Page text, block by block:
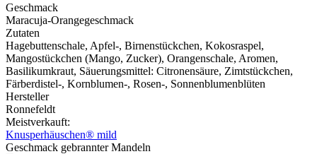
Geschmack
Maracuja-Orangegeschmack
Zutaten
Hagebuttenschale, Apfel-, Birnenstückchen, Kokosraspel,
Mangostückchen (Mango, Zucker), Orangenschale, Aromen,
Basilikumkraut, Säuerungsmittel: Citronensäure, Zimtstückchen,
Färberdistel-, Kornblumen-, Rosen-, Sonnenblumenblüten
Hersteller
Ronnefeldt
Meistverkauft:
Knusperhäuschen® mild
Geschmack gebrannter Mandeln